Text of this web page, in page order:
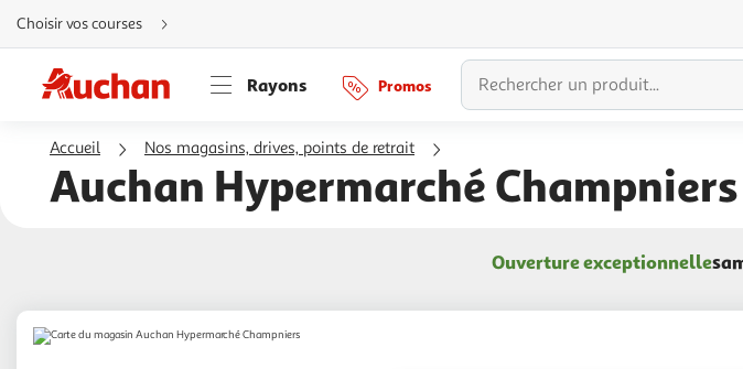
Aller
directement
au
Aller
directement
à
Aller
la
navigation
Choisir vos courses
Rayons Promos
Accueil Nos magasins, drives, points de retrait
Auchan Hypermarché Champniers
Ouverture exceptionnelle